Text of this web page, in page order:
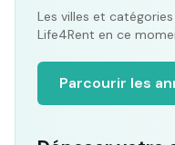
Les villes et
Life4Rent en ce
Parcourir les